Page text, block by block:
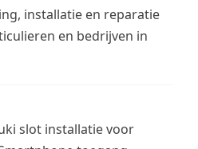
installatie en reparatie
en bedrijven in
slot installatie voor